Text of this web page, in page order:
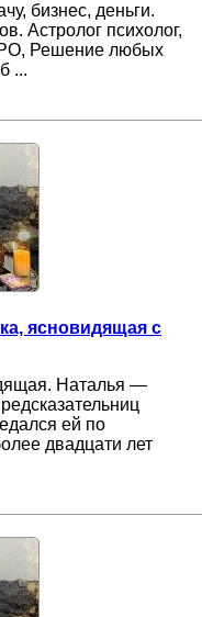
бизнес, деньги.
Астролог психолог,
Решение любых
...
ясновидящая с
Наталья —
ей по
двадцати лет